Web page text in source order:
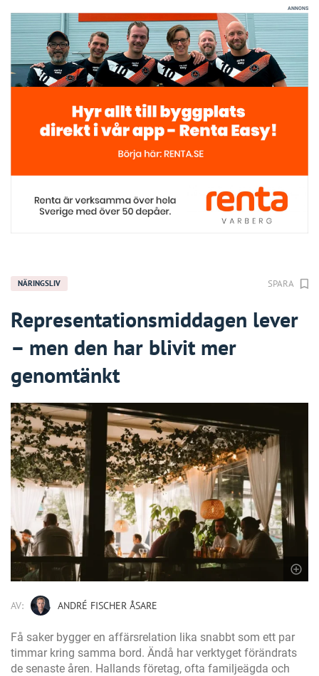
ANNONS
NÄRINGSLIV SPARA
Representationsmiddagen lever
– men den har blivit mer
genomtänkt
AV: ANDRÉ FISCHER ÅSARE
Få saker bygger en affärsrelation lika snabbt som ett par
timmar kring samma bord. Ändå har verktyget förändrats
de senaste åren. Hallands företag, ofta familjeägda och